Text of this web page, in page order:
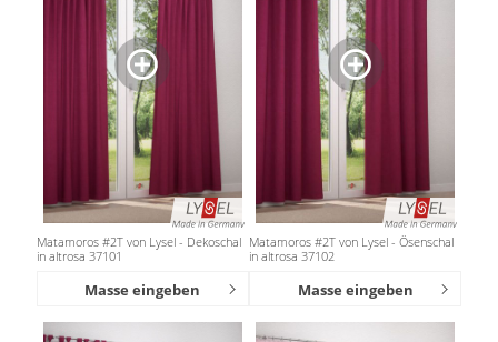
Matamoros #2T von Lysel - Dekoschal
in altrosa 37101
Masse eingeben
Matamoros #2T von Lysel - Ösenschal
in altrosa 37102
Masse eingeben